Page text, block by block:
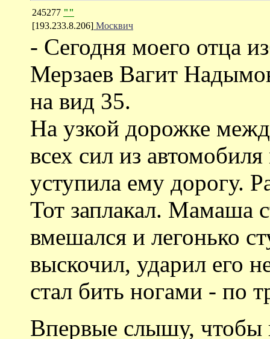
245277 ""
[193.233.8.206] Москвич
- Сегодня моего отца
Мерзаев Вагит
на вид 35.
На узкой дорожке
всех сил из
уступила ему дорогу.
Тот заплакал. Мамаша
вмешался и легонько
выскочил, ударил его
стал бить ногами - по
Впервые слышу, чтобы